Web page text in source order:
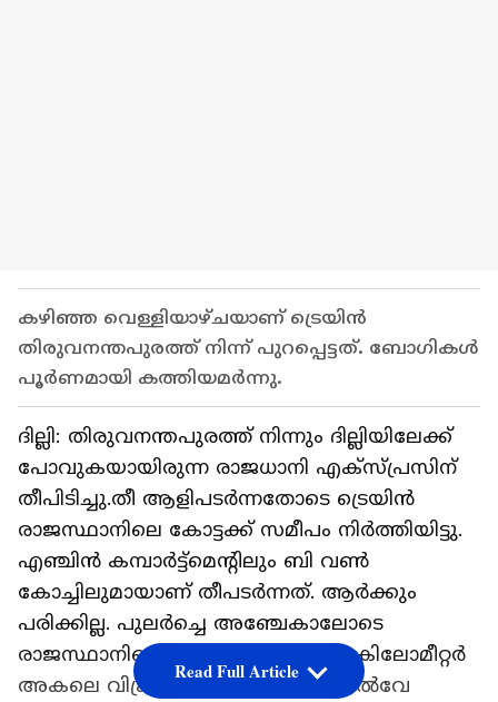
കഴിഞ്ഞ വെള്ളിയാഴ്ചയാണ് ട്രെയിൻ
തിരുവനന്തപുരത്ത് നിന്ന് പുറപ്പെട്ടത്. ബോ​ഗികൾ
പൂർണമായി കത്തിയമർന്നു.
ദില്ലി: തിരുവനന്തപുരത്ത് നിന്നും ദില്ലിയിലേക്ക്
പോവുകയായിരുന്ന രാജധാനി എക്സ്പ്രസിന്
തീപിടിച്ചു.തീ ആളിപടര്‍ന്നതോടെ ട്രെയിന്‍
രാജസ്ഥാനിലെ കോട്ടക്ക് സമീപം നിര്‍ത്തിയിട്ടു.
എഞ്ചിൻ കമ്പാർട്ട്‌മെന്റിലും ബി വൺ
കോച്ചിലുമായാണ് തീപടര്‍ന്നത്. ആർക്കും
പരിക്കില്ല. പുലർച്ചെ അഞ്ചേകാലോടെ
രാജസ്ഥാനിലെ കോട്ടയിൽനിന്ന് 50 കിലോമീറ്റർ
അകലെ വിക്രംഗഡ് അലോട്ട് റെയിൽവേ
Read Full Article